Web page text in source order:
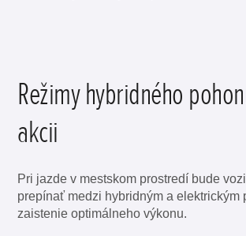
Režimy hybridného
akcii
Pri jazde v mestskom prostredí bude
prepínať medzi hybridným a elektrickým
zaistenie optimálneho výkonu.